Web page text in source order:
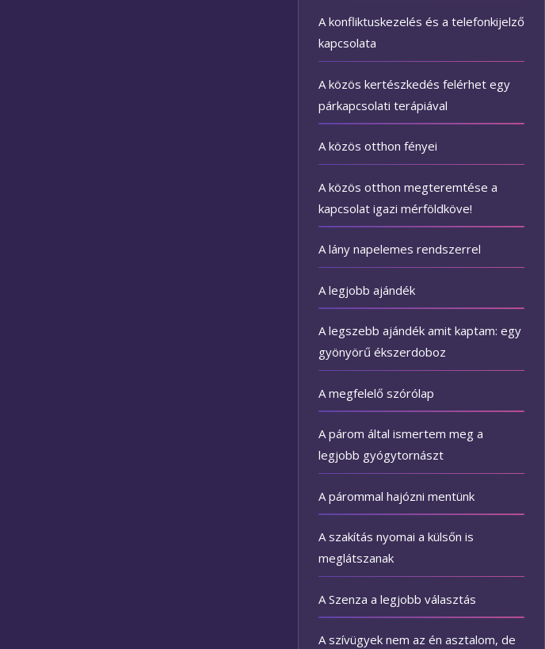
A konfliktuskezelés és a telefonkijelző
kapcsolata
A közös kertészkedés felérhet egy
párkapcsolati terápiával
A közös otthon fényei
A közös otthon megteremtése a
kapcsolat igazi mérföldköve!
A lány napelemes rendszerrel
A legjobb ajándék
A legszebb ajándék amit kaptam: egy
gyönyörű ékszerdoboz
A megfelelő szórólap
A párom által ismertem meg a
legjobb gyógytornászt
A párommal hajózni mentünk
A szakítás nyomai a külsőn is
meglátszanak
A Szenza a legjobb választás
A szívügyek nem az én asztalom, de